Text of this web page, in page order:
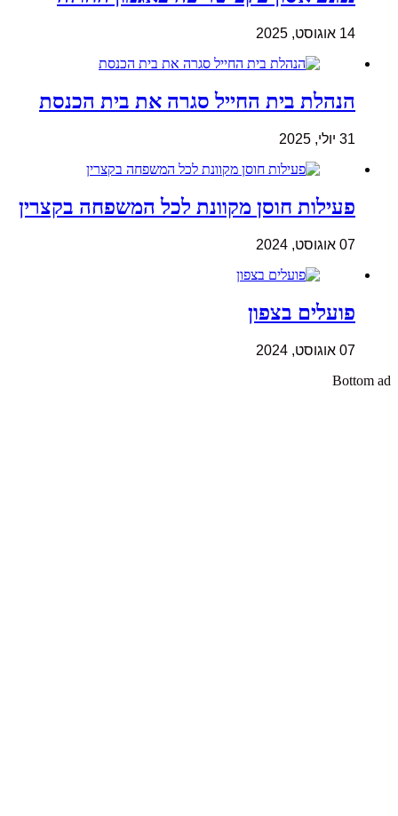
14 אוגוסט, 2025
הנהלת בית החייל סגרה את בית הכנסת
31 יולי, 2025
פעילות חוסן מקוונת לכל המשפחה בקצרין
07 אוגוסט, 2024
פועלים בצפון
07 אוגוסט, 2024
Bottom ad